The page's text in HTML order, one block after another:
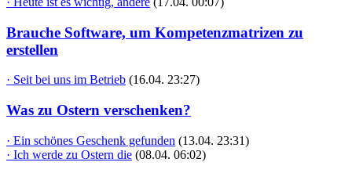
Brauche Software, um Kompetenzmatrizen zu
erstellen
· Seit bei uns im Betrieb (16.04. 23:27)
Was zu Ostern verschenken?
· Ein schönes Geschenk gefunden (13.04. 23:31)
· Ich werde zu Ostern die (08.04. 06:02)